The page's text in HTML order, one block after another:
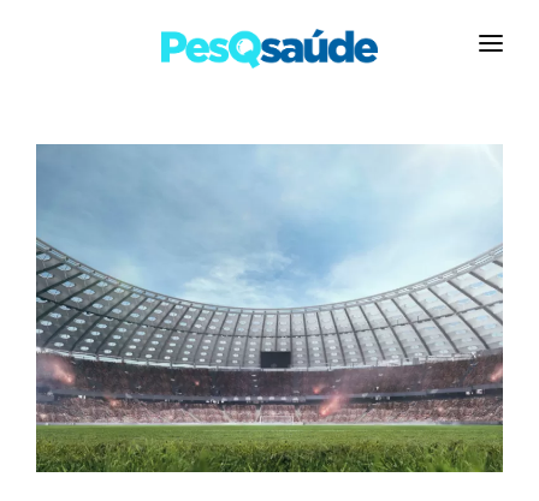
PLANOS DE SAÚDE
BLOG
MAIS…